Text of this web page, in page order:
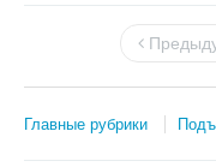
Главные рубрики